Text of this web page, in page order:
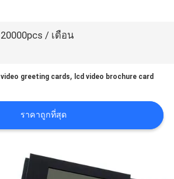
20000pcs / เดือน
video greeting cards, lcd video brochure card
ราคาถูกที่สุด